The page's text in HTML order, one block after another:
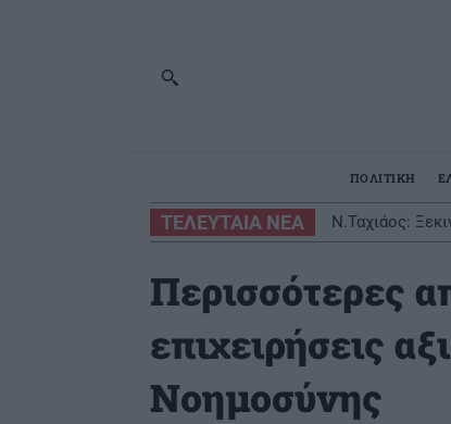
ΠΟΛΙΤΙΚΗ
ΤΕΛΕΥΤΑΙΑ ΝΕΑ Ν.Ταχιάος:
Περισσότερες
επιχειρήσεις
Νοημοσύνης